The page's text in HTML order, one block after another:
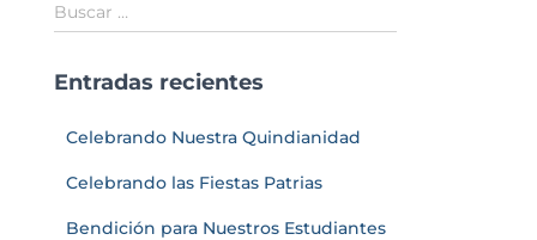
Buscar …
Entradas recientes
Celebrando Nuestra Quindianidad
Celebrando las Fiestas Patrias
Bendición para Nuestros Estudiantes